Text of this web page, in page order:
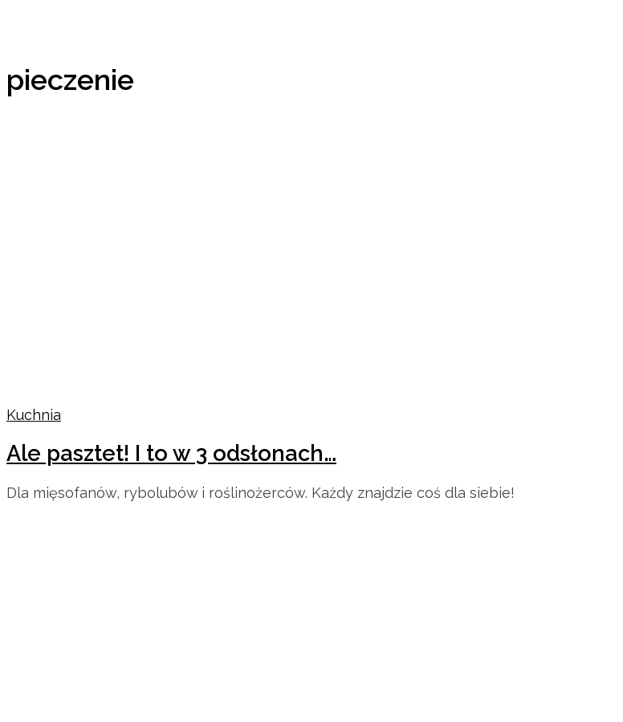
pieczenie
Kuchnia
Ale pasztet! I to w 3 odsłonach…
Dla mięsofanów, rybolubów i roślinożerców. Każdy znajdzie coś dla siebie!